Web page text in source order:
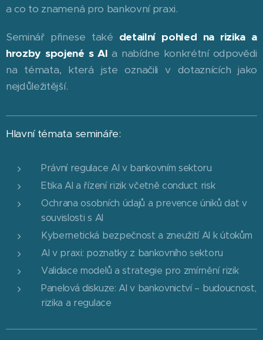
a co to znamená pro bankovní praxi.
Seminář přinese také detailní pohled na rizika a
hrozby spojené s AI a nabídne konkrétní odpovědi
na témata, která jste označili v dotaznících jako
nejdůležitější.
Hlavní témata semináře:
Právní regulace AI v bankovním sektoru
Etika AI a řízení rizik včetně conduct risk
Ochrana osobních údajů a prevence úniků dat v
souvislosti s AI
Kybernetická bezpečnost a zneužití AI k útokům
AI v praxi: poznatky z bankovního sektoru
Validace modelů a strategie pro zmírnění rizik
Panelová diskuze: AI v bankovnictví – budoucnost,
rizika a regulace